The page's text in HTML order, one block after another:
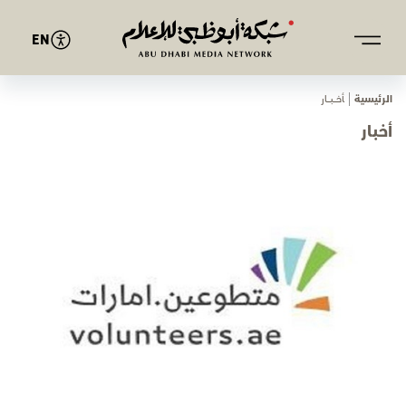
EN
الرئيسية ﺄﺧـــﺒـــﺎر
أخبار